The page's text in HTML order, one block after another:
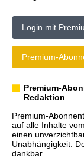
Login mit
Premium-
Premium-
Redaktion
Premium-
auf alle Inhalte
einen
Unabhängigkeit.
dankbar.